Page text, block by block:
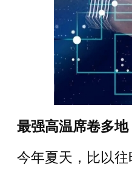
最强高温席卷多
今年夏天，比以往